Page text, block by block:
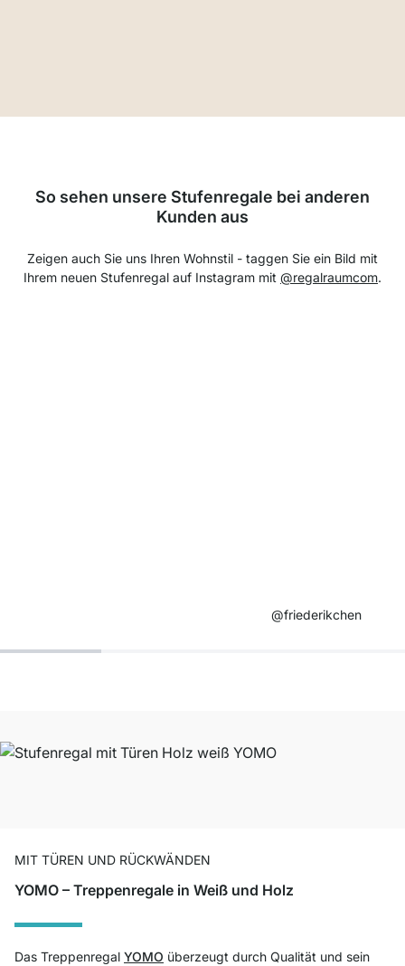
So sehen unsere Stufenregale bei anderen
Kunden aus
Zeigen auch Sie uns Ihren Wohnstil - taggen Sie ein Bild mit
Ihrem neuen Stufenregal auf Instagram mit @regalraumcom.
@friederikchen
MIT TÜREN UND RÜCKWÄNDEN
YOMO – Treppenregale in Weiß und Holz
Das Treppenregal YOMO überzeugt durch Qualität und sein